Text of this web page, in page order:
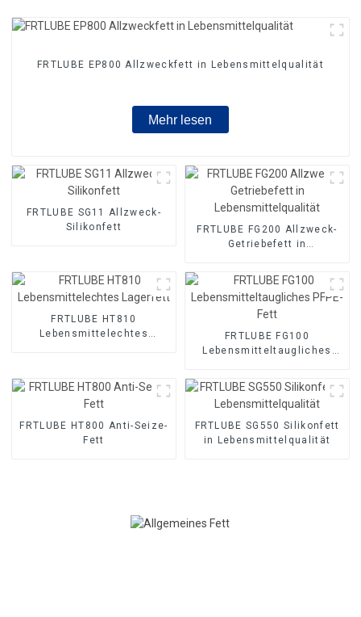
FRTLUBE EP800 Allzweckfett in Lebensmittelqualität
Mehr lesen
FRTLUBE SG11 Allzweck-
Silikonfett
FRTLUBE FG200 Allzweck-
Getriebefett in
FRTLUBE HT810
Lebensmittelechtes
FRTLUBE FG100
Lebensmitteltaugliches
FRTLUBE HT800 Anti-Seize-
Fett
FRTLUBE SG550 Silikonfett
in Lebensmittelqualität